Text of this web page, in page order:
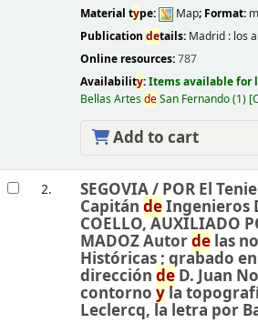
Material type: Map; Format:
Publication details: Madrid : los
Online resources:787
Availability:Items available for
Bellas ArtesdeSan Fernando(1)
Add to cart
2. SEGOVIA / POR El
Capitán deIngenieros
COELLO, AUXILIADO
MADOZ Autordelas
Históricas ; grabado
dirección deD. Juan
contorno yla
Leclercq, la letra por